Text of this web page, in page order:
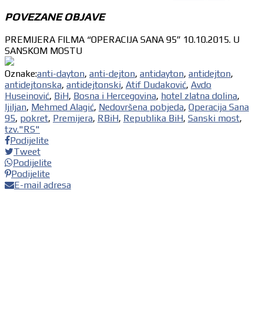
POVEZANE OBJAVE
PREMIJERA FILMA “OPERACIJA SANA 95” 10.10.2015. U
SANSKOM MOSTU
Oznake:anti-dayton, anti-dejton, antidayton, antidejton,
antidejtonska, antidejtonski, Atif Dudaković, Avdo
Huseinović, BiH, Bosna i Hercegovina, hotel zlatna dolina,
ljiljan, Mehmed Alagić, Nedovršena pobjeda, Operacija Sana
95, pokret, Premijera, RBiH, Republika BiH, Sanski most,
tzv."RS"
Podijelite
Tweet
Podijelite
Podijelite
E-mail adresa